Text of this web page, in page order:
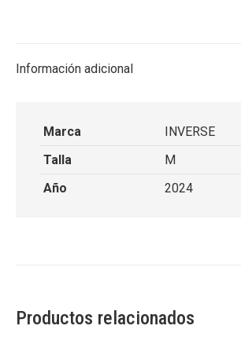
Información adicional
Marca
INVERSE
Talla
M
Año
2024
Productos relacionados